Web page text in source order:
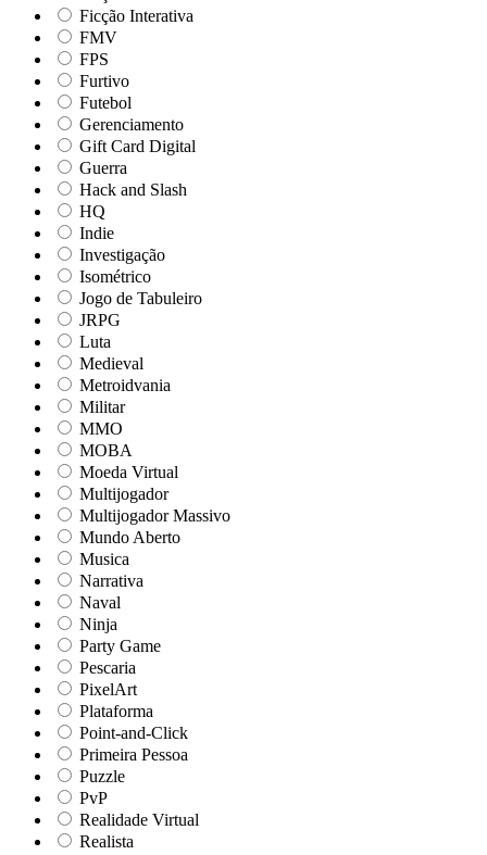
Ficção Interativa
FMV
FPS
Furtivo
Futebol
Gerenciamento
Gift Card Digital
Guerra
Hack and Slash
HQ
Indie
Investigação
Isométrico
Jogo de Tabuleiro
JRPG
Luta
Medieval
Metroidvania
Militar
MMO
MOBA
Moeda Virtual
Multijogador
Multijogador Massivo
Mundo Aberto
Musica
Narrativa
Naval
Ninja
Party Game
Pescaria
PixelArt
Plataforma
Point-and-Click
Primeira Pessoa
Puzzle
PvP
Realidade Virtual
Realista